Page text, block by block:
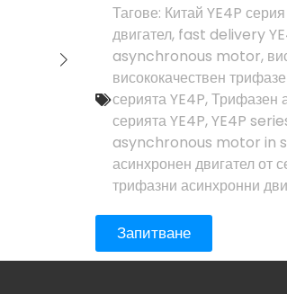
Тагове: Китай YE4P
двигател, fast delivery
asynchronous motor,
висококачествен
серията YE4P,Трифазен
серията YE4P,YE4P
asynchronous motor in
асинхронен двигател от
трифазни асинхронни
Запитване